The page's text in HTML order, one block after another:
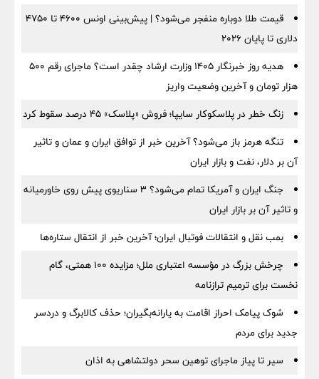
قیمت طلا دوباره منفجر می‌شود؟ | پیش‌بینی اونس ۴۶۰۰ تا ۴۷۵۰
دلاری تا پایان ۲۰۲۶
هدیه روز خبرنگار ۱۴۰۵ وزارت ارشاد چقدر است؟ ماجرای رقم ۵۰۰
هزار تومان و آخرین وضعیت واریز
زنگ خطر در پلاسکوکار سایپا؛ فروش «پلاسک» ۴۵ درصد سقوط کرد
تنگه هرمز باز می‌شود؟ آخرین خبر از توافق ایران و عمان و تاثیر
آن بر دلار، نفت و بازار ایران
جنگ ایران و آمریکا تمام می‌شود؟ ۳ سناریوی پیش روی خاورمیانه
و تاثیر آن بر بازار ایران
بمب نقل‌ و انتقالات فوتبال ایران؛ آخرین خبر از انتقال ستاره‌ها
چرخش بزرگ در مؤسسه اعتباری ملل؛ مزایده ۱۰۰ همتی، گام
نخست برای ترمیم ترازنامه
شوک پیامک احراز اقامت به یارانه‌بگیران؛ حذف کالابرگ و دردسر
جدید برای مردم
سیر تا پیاز ماجرای توهین سحر دولتشاهی به اذان